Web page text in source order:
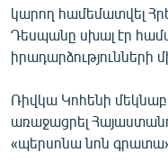
ՄԵԿՆԱԲԱՆՈՒԹՅՈՒՆ
ՏՏ ԵՒ ԻՆՏԵՐՆԵՏ
ԱՐԽԻՎ
ՏԵՍԱՆՅՈՒԹԵՐ
կարող համեմատվել
Դեսպանը սխալ էր
իրադարձությունների
Ռիվկա Կոհենի
առաջացրել
«պերսոնա նոն գրատա»